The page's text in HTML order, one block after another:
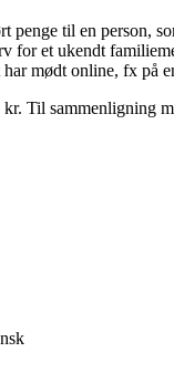
til en person,
for et ukendt
mødt online, fx på
Til sammenligning